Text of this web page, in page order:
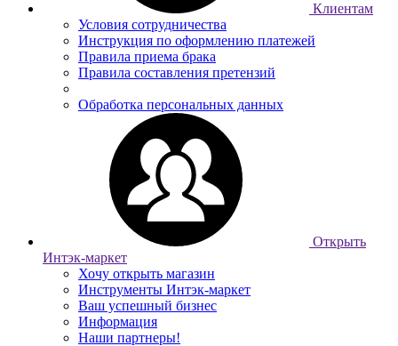
Клиентам
Условия сотрудничества
Инструкция по оформлению платежей
Правила приема брака
Правила составления претензий
Обработка персональных данных
Открыть
Интэк-маркет
Хочу открыть магазин
Инструменты Интэк-маркет
Ваш успешный бизнес
Информация
Наши партнеры!